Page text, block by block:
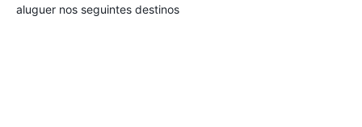
aluguer nos seguintes destinos